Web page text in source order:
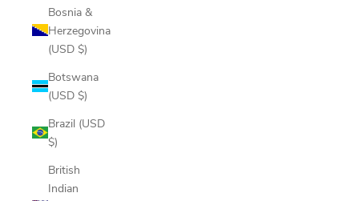
Bosnia &
Herzegovina
(USD $)
Botswana
(USD $)
Brazil (USD
$)
British
Indian